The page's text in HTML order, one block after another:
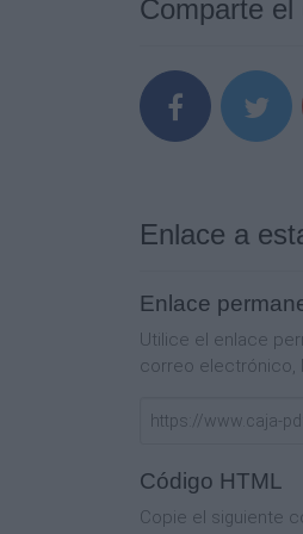
Comparte el
Enlace a
Enlace
Utilice el enlace
correo electrónico,
Código HTML
Copie el siguiente